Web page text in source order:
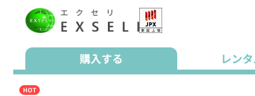
購入する レン
HOT